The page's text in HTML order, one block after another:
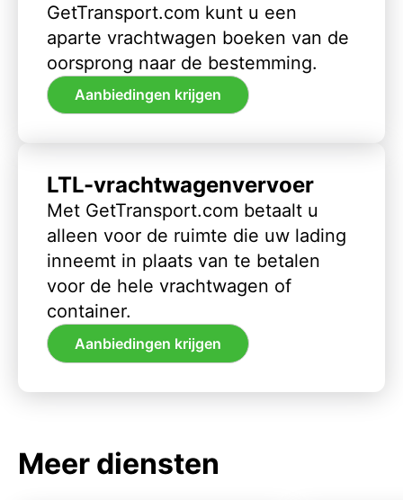
GetTransport.com kunt u een
aparte vrachtwagen boeken van de
oorsprong naar de bestemming.
Aanbiedingen krijgen
LTL-vrachtwagenvervoer
Met GetTransport.com betaalt u
alleen voor de ruimte die uw lading
inneemt in plaats van te betalen
voor de hele vrachtwagen of
container.
Aanbiedingen krijgen
Meer diensten